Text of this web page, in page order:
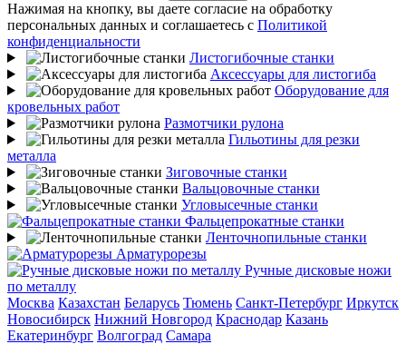
Нажимая на кнопку, вы даете согласие на обработку
персональных данных и соглашаетесь с Политикой
конфиденциальности
Листогибочные станки
Аксессуары для листогиба
Оборудование для
кровельных работ
Размотчики рулона
Гильотины для резки
металла
Зиговочные станки
Вальцовочные станки
Угловысечные станки
Фальцепрокатные станки
Ленточнопильные станки
Арматурорезы
Ручные дисковые ножи
по металлу
Москва Казахстан Беларусь Тюмень Санкт-Петербург Иркутск
Новосибирск Нижний Новгород Краснодар Казань
Екатеринбург Волгоград Самара